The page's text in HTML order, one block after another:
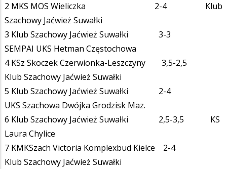
2 MKS MOS Wieliczka 2-4 Klub
Szachowy Jaćwież Suwałki
3 Klub Szachowy Jaćwież Suwałki 3-3
SEMPAI UKS Hetman Częstochowa
4 KSz Skoczek Czerwionka-Leszczyny 3,5-2,5
Klub Szachowy Jaćwież Suwałki
5 Klub Szachowy Jaćwież Suwałki 2-4
UKS Szachowa Dwójka Grodzisk Maz.
6 Klub Szachowy Jaćwież Suwałki 2,5-3,5 KS
Laura Chylice
7 KMKSzach Victoria Komplexbud Kielce 2-4
Klub Szachowy Jaćwież Suwałki